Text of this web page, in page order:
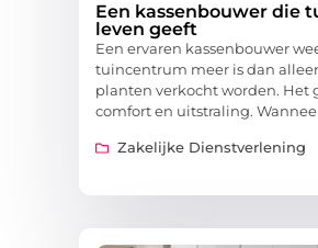
Een kassenbouwer die
leven geeft
Een ervaren kassenbouwer
tuincentrum meer is dan
planten verkocht worden. Het
comfort en uitstraling.
Zakelijke Dienstverlening